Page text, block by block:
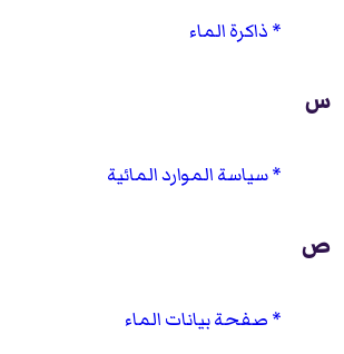
ذاكرة الماء
س
سياسة الموارد المائية
ص
صفحة بيانات الماء